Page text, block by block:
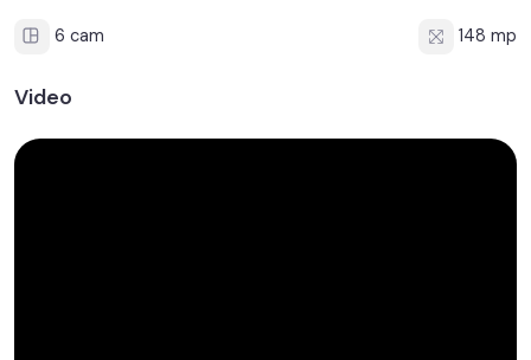
6 cam 148 mp
Video